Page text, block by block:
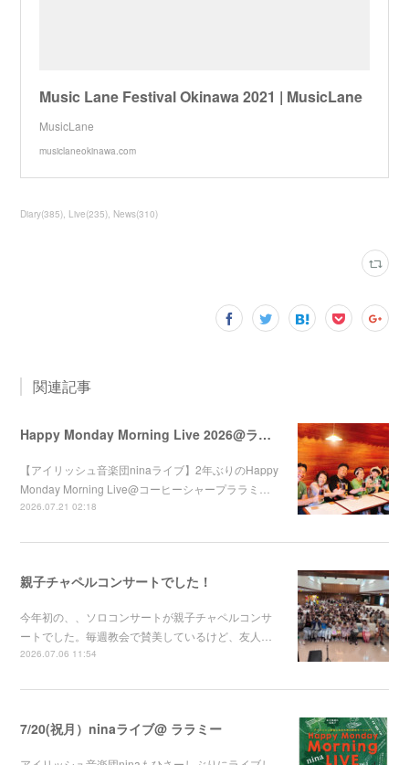
Music Lane Festival Okinawa 2021 | MusicLane
MusicLane
musiclaneokinawa.com
Diary(385) Live(235) News(310)
関連記事
Happy Monday Morning Live 2026@ララミー
【アイリッシュ音楽団ninaライブ】2年ぶりのHappy
Monday Morning Live@コーヒーシャープララミ…
2026.07.21 02:18
親子チャペルコンサートでした！
今年初の、、ソロコンサートが親子チャペルコンサ
ートでした。毎週教会で賛美しているけど、友人…
2026.07.06 11:54
7/20(祝月）ninaライブ@ ララミー